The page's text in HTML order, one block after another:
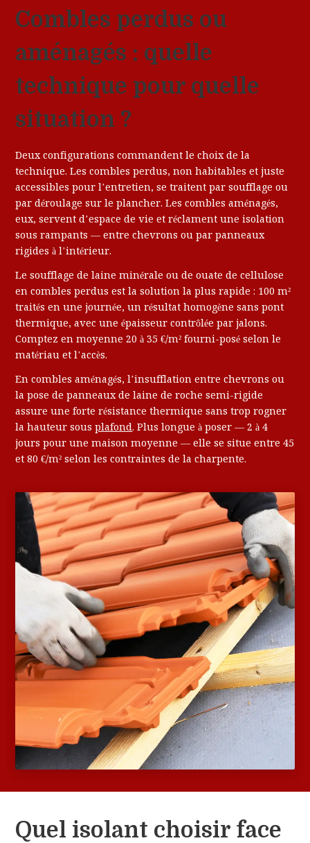
Combles perdus ou
aménagés : quelle
technique pour quelle
situation ?
Deux configurations commandent le choix de la
technique. Les combles perdus, non habitables et juste
accessibles pour l’entretien, se traitent par soufflage ou
par déroulage sur le plancher. Les combles aménagés,
eux, servent d’espace de vie et réclament une isolation
sous rampants — entre chevrons ou par panneaux
rigides à l’intérieur.
Le soufflage de laine minérale ou de ouate de cellulose
en combles perdus est la solution la plus rapide : 100 m²
traités en une journée, un résultat homogène sans pont
thermique, avec une épaisseur contrôlée par jalons.
Comptez en moyenne 20 à 35 €/m² fourni-posé selon le
matériau et l’accès.
En combles aménagés, l’insufflation entre chevrons ou
la pose de panneaux de laine de roche semi-rigide
assure une forte résistance thermique sans trop rogner
la hauteur sousplafond. Plus longue à poser — 2 à 4
jours pour une maison moyenne — elle se situe entre 45
et 80 €/m² selon les contraintes de la charpente.
Quel isolant choisir face